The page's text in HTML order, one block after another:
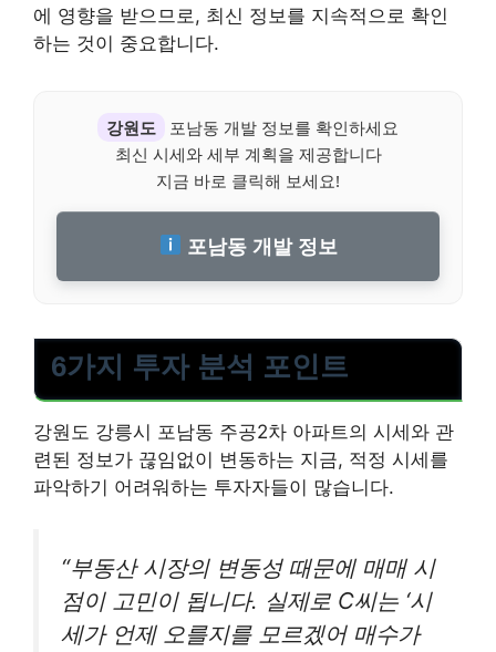
에 영향을 받으므로, 최신 정보를 지속적으로 확인
하는 것이 중요합니다.
강원도
포남동 개발 정보를 확인하세요
최신 시세와 세부 계획을 제공합니다
지금 바로 클릭해 보세요!
포남동 개발 정보
6가지 투자 분석 포인트
강원도 강릉시 포남동 주공2차 아파트의 시세와 관
련된 정보가 끊임없이 변동하는 지금, 적정 시세를
파악하기 어려워하는 투자자들이 많습니다.
“부동산 시장의 변동성 때문에 매매 시
점이 고민이 됩니다. 실제로 C씨는 ‘시
세가 언제 오를지를 모르겠어 매수가